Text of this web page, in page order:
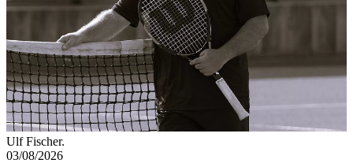
Ulf Fischer.
03/08/2026